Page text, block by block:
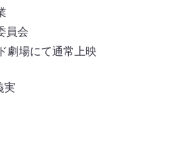
員会
劇場にて通常上映
実